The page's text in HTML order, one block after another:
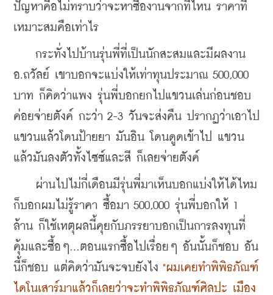
ปัญหาคือไม่ทราบว่าจะหาซื้องานจากที่ไหน ราคาที่
เหมาะสมคือเท่าไร
กระทั่งไปบ้านรุ่นพี่ที่เป็นนักสะสมและมีผลงาน
อ.ถวัลย์ เขาบอกจะแบ่งให้เท่าทุนประมาณ 500,000
บาท ก็คิดว่าแพง รุ่นพี่บอกยกไปแขวนเล่นก่อนชอบ
ค่อยจ่ายตังค์ กะว่า 2-3 วันจะส่งคืน ปรากฏว่าเอาไป
แขวนแล้วโดนป้ายยา มันอิน โดนดูดเข้าไป แขวน
แล้วมันลงตัวทั้งไซซ์และสี ก็เลยจ่ายตังค์
ผ่านไปไม่กี่เดือนมีรุ่นพี่มาเห็นบอกแบ่งให้ได้ไหม
ก็บอกผมไม่รู้ราคา ซื้อมา 500,000 รุ่นพี่บอกให้ 1
ล้าน ก็ใช้เหตุผลนี้คุยกับภรรยาบอกเป็นการลงทุนที่
คุ้มและซื้อๆ...ตอนแรกซื้อไปเรื่อยๆ อันนั้นก็ชอบ อัน
นี้ก็ชอบ แต่คิดว่ามันจะจบยังไง "ผมเคยทำพิพิธภัณฑ์
ไดโนเสาร์มาแล้วก็เลยว่าจะทำพิพิธภัณฑ์ศิลปะ เมือง